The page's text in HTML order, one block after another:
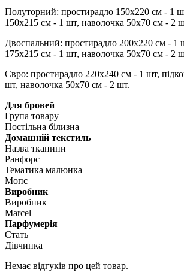
Полуторний: простирадло 150х220 см - 1
150х215 см - 1 шт, наволочка 50х70 см - 2
Двоспальний: простирадло 200х220 см - 1
175х215 см - 1 шт, наволочка 50х70 см - 2
Євро: простирадло 220х240 см - 1 шт,
шт, наволочка 50х70 см - 2 шт.
Для бровей
Група товару
Постільна білизна
Домашній текстиль
Назва тканини
Ранфорс
Тематика малюнка
Мопс
Виробник
Виробник
Marcel
Парфумерія
Стать
Дівчинка
Немає відгуків про цей товар.